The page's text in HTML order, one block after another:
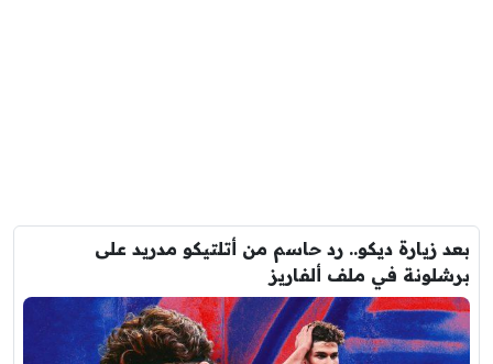
بعد زيارة ديكو.. رد حاسم من أتلتيكو مدريد على
برشلونة في ملف ألفاريز